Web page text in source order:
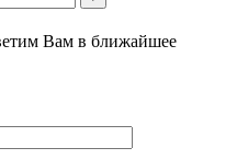
Вам в ближайшее